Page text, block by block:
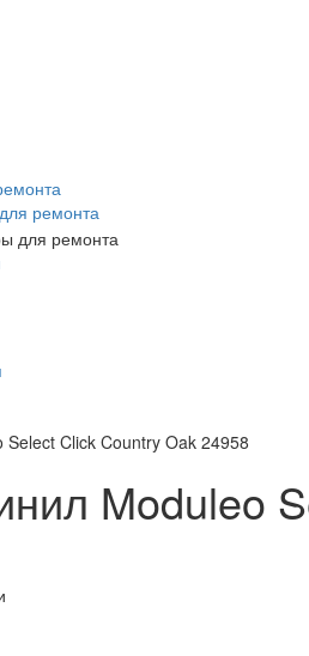
ремонта
Select Click Country Oak 24958
Moduleo